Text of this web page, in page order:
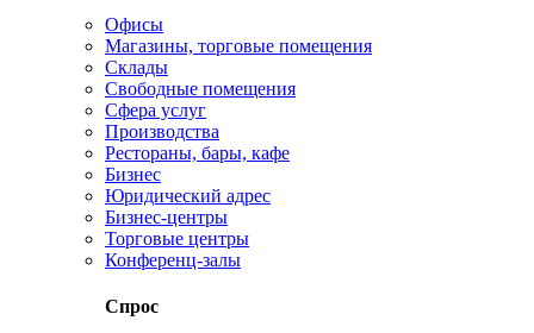
Офисы
Магазины, торговые помещения
Склады
Свободные помещения
Сфера услуг
Производства
Рестораны, бары, кафе
Бизнес
Юридический адрес
Бизнес-центры
Торговые центры
Конференц-залы
Спрос